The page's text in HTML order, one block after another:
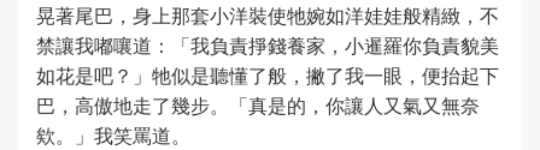
晃著尾巴，身上那套小洋裝使牠婉如洋娃娃般精緻，不
禁讓我嘟嚷道：「我負責掙錢養家，小暹羅你負責貌美
如花是吧？」牠似是聽懂了般，撇了我一眼，便抬起下
巴，高傲地走了幾步。「真是的，你讓人又氣又無奈
欸。」我笑罵道。